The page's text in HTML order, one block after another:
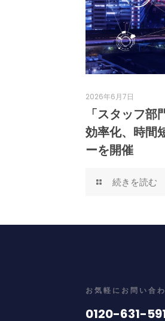
2026年6月7日
「スタッフ部
効率化、時間
ーを開催
続きを読む
お気軽にお問い合
0120-631-